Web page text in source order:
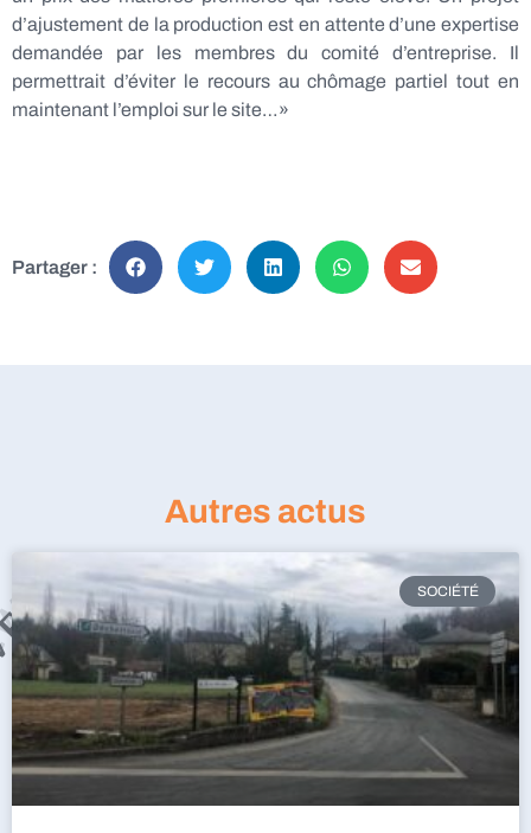
d’ajustement de la production est en attente d’une expertise
demandée par les membres du comité d’entreprise. Il
permettrait d’éviter le recours au chômage partiel tout en
maintenant l’emploi sur le site…»
Partager :
Autres actus
SOCIÉTÉ